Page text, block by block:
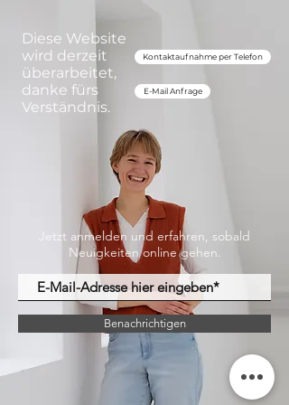
Diese Website
wird derzeit
überarbeitet,
danke fürs
Verständnis.
Kontaktaufnahme per Telefon
E-Mail Anfrage
Jetzt anmelden und erfahren, sobald
Neuigkeiten online gehen.
Benachrichtigen